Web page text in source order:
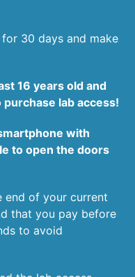
30 days and make
16 years old and
lab access!
with
to open the doors
end of your current
that you pay before
to avoid